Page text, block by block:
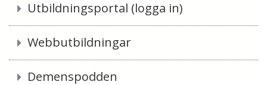
Utbildningsportal (logga in)
Webbutbildningar
Demenspodden